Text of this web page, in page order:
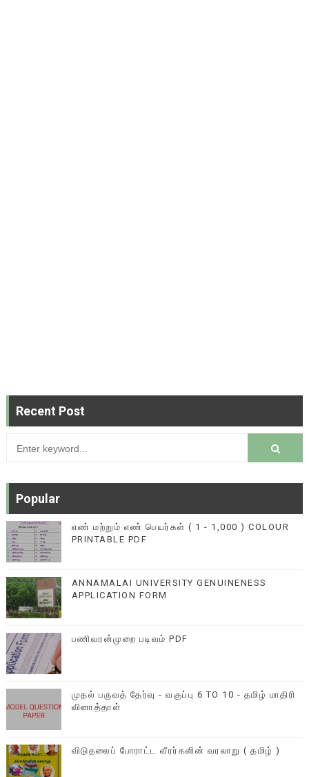
Recent Post
Popular
எண் மற்றும் எண் பெயர்கள் ( 1 - 1,000 ) COLOUR
PRINTABLE PDF
ANNAMALAI UNIVERSITY GENUINENESS
APPLICATION FORM
பணிவரன்முறை படிவம் PDF
முதல் பருவத் தேர்வு - வகுப்பு 6 TO 10 - தமிழ் மாதிரி
வினாத்தாள்
விடுதலைப் போராட்ட வீரர்களின் வரலாறு ( தமிழ் )